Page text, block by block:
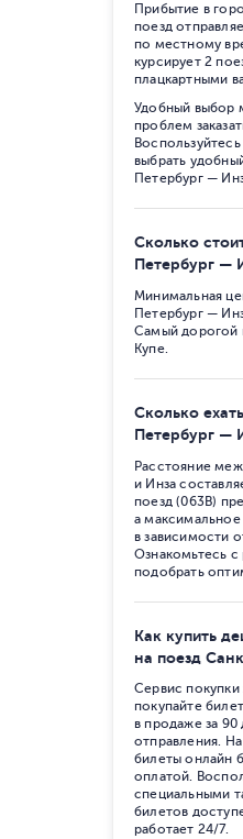
Прибытие в
поезд
по местному
курсирует 2
плацкартными
Удобный выбор
проблем
выбрать
Петербург —
Сколько
Петербург —
Минимальная
Петербург —
Самый дорогой
Купе.
Сколько
Петербург —
Расстояние
и Инза
поезд (063В)
а
в зависимости
Ознакомьтесь
подобрать
Как купить
на поезд
Сервис
покупайте
в продаже за 90
отправления.
билеты онлайн
оплатой.
специальными
билетов
работает 24/7.